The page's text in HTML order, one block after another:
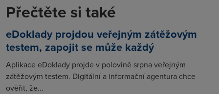
Přečtěte si také
eDoklady projdou veřejným zátěžovým
testem, zapojit se může každý
Aplikace eDoklady projde v polovině srpna veřejným
zátěžovým testem. Digitální a informační agentura chce
ověřit, že...